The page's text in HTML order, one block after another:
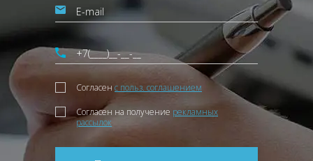
Согласен с польз. соглашением
Согласен на получение рекламных
рассылок